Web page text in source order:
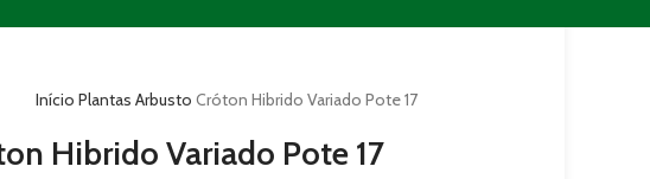
Início Plantas Arbusto Cróton Hibrido Variado Pote 17
Hibrido Variado Pote 17